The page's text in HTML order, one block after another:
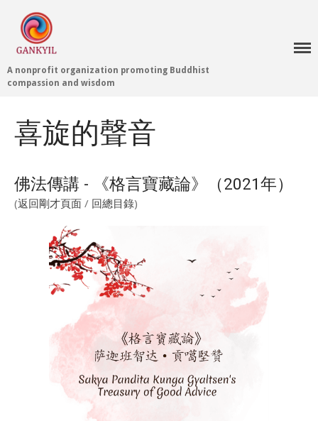
Tenpé Wangchuk
Dharma Translation
Editing Wiki 貢獻維基
About 關於
About Gankyil
Rinpoche & Lineage
上師傳承
Tibetan Calendar 藏
曆
A nonprofit organization promoting Buddhist
compassion and wisdom
喜旋的聲音
佛法傳講 - 《格言寶藏論》（2021年）
(返回剛才頁面 / 回總目錄)